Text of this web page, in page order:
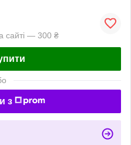
сайті — 300 ₴
з